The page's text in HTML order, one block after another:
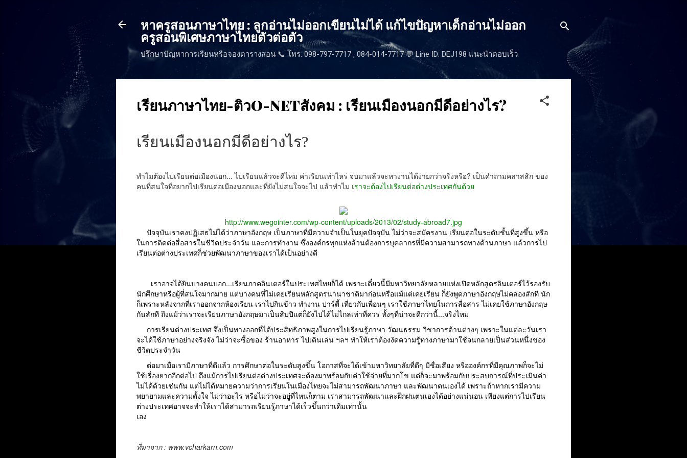
ข้ามไปที่เนื้อหาหลัก
หาครูสอนภาษาไทย : ลูกอ่านไม่ออกเขียนไม่ได้ แก้ไขปัญหาเด็กอ่านไม่ออก
ครูสอนพิเศษภาษาไทยตัวต่อตัว
ปรึกษาปัญหาการเรียนหรือจองตารางสอน 📞 โทร: 098-797-7717 , 084-014-7717 💬 Line ID: DEJ198 แนะนำตอบเร็ว
เรียนภาษาไทย-ติวO-NETสังคม : เรียนเมืองนอกมีดีอย่างไร?
เรียนเมืองนอกมีดีอย่างไร?
ทำไมต้องไปเรียนต่อเมืองนอก... ไปเรียนแล้วจะดีไหม ค่าเรียนเท่าไหร่ จบมาแล้วจะหางานได้ง่ายกว่าจริงหรือ? เป็นคำถามคลาสสิก ของ
คนที่สนใจที่อยากไปเรียนต่อเมืองนอกและที่ยังไม่สนใจจะไป แล้วทำไม เราจะต้องไปเรียนต่อต่างประเทศกันด้วย
http://www.wegointer.com/wp-content/uploads/2013/02/study-abroad7.jpg
ปัจจุบันเราคงปฏิเสธไม่ได้ว่าภาษาอังกฤษ เป็นภาษาที่มีความจำเป็นในยุคปัจจุบัน ไม่ว่าจะสมัครงาน เรียนต่อในระดับชั้นที่สูงขึ้น หรือ
ในการติดต่อสื่อสารในชีวิตประจำวัน และการทำงาน ซึ่งองค์กรทุกแห่งล้วนต้องการบุคลากรที่มีความสามารถทางด้านภาษา แล้วการไป
เรียนต่อต่างประเทศก็ช่วยพัฒนาภาษาของเราได้เป็นอย่างดี
เราอาจได้ยินบางคนบอก...เรียนภาคอินเตอร์ในประเทศไทยก็ได้ เพราะเดี๋ยวนี้มีมหาวิทยาลัยหลายแห่งเปิดหลักสูตรอินเตอร์ไว้รองรับ
นักศึกษาหรือผู้ที่สนใจมากมาย แต่บางคนที่ไม่เคยเรียนหลักสูตรนานาชาติมาก่อนหรือแม้แต่เคยเรียน ก็ยังพูดภาษาอังกฤษไม่คล่องสักที นัก
ก็เพราะหลังจากที่เราออกจากห้องเรียน เราไปกินข้าว ทำงาน ปาร์ตี้ เที่ยวกับเพื่อนๆ เราใช้ภาษาไทยในการสื่อสาร ไม่เคยใช้ภาษาอังกฤษ
กันสักที ถึงแม้ว่าเราจะเรียนภาษาอังกฤษมาเป็นสิบปีแต่ก็ยังไปได้ไม่ไกลเท่าที่ควร ทั้งๆที่น่าจะดีกว่านี้...จริงไหม
การเรียนต่างประเทศ จึงเป็นทางออกที่ได้ประสิทธิภาพสูงในการไปเรียนรู้ภาษา วัฒนธรรม วิชาการด้านต่างๆ เพราะในแต่ละวันเรา
จะได้ใช้ภาษาอย่างจริงจัง ไม่ว่าจะซื้อของ ร้านอาหาร ไปเดินเล่น ฯลฯ ทำให้เราต้องงัดความรู้ทางภาษามาใช้จนกลายเป็นส่วนหนึ่งของ
ชีวิตประจำวัน
ต่อมาเมื่อเรามีภาษาที่ดีแล้ว การศึกษาต่อในระดับสูงขึ้น โอกาสที่จะได้เข้ามหาวิทยาลัยที่ดีๆ มีชื่อเสียง หรือองค์กรที่มีคุณภาพก็จะไม่
ใช้เรื่องยากอีกต่อไป ถึงแม้การไปเรียนต่อต่างประเทศจะต้องมาพร้อมกับค่าใช้จ่ายที่มากโข แต่ก็จะมาพร้อมกับประสบการณ์ที่ประเมินค่า
ไม่ได้ด้วยเช่นกัน แต่ไม่ได้หมายความว่าการเรียนในเมืองไทยจะไม่สามารถพัฒนาภาษา และพัฒนาตนเองได้ เพราะถ้าหากเรามีความ
พยายามและความตั้งใจ ไม่ว่าอะไร หรือไม่ว่าจะอยู่ที่ไหนก็ตาม เราสามารถพัฒนาและฝึกฝนตนเองได้อย่างแน่นอน เพียงแต่การไปเรียน
ต่างประเทศอาจจะทำให้เราได้สามารถเรียนรู้ภาษาได้เร็วขึ้นกว่าเดิมเท่านั้น
เอง
ที่มาจาก : www.vcharkarn.com